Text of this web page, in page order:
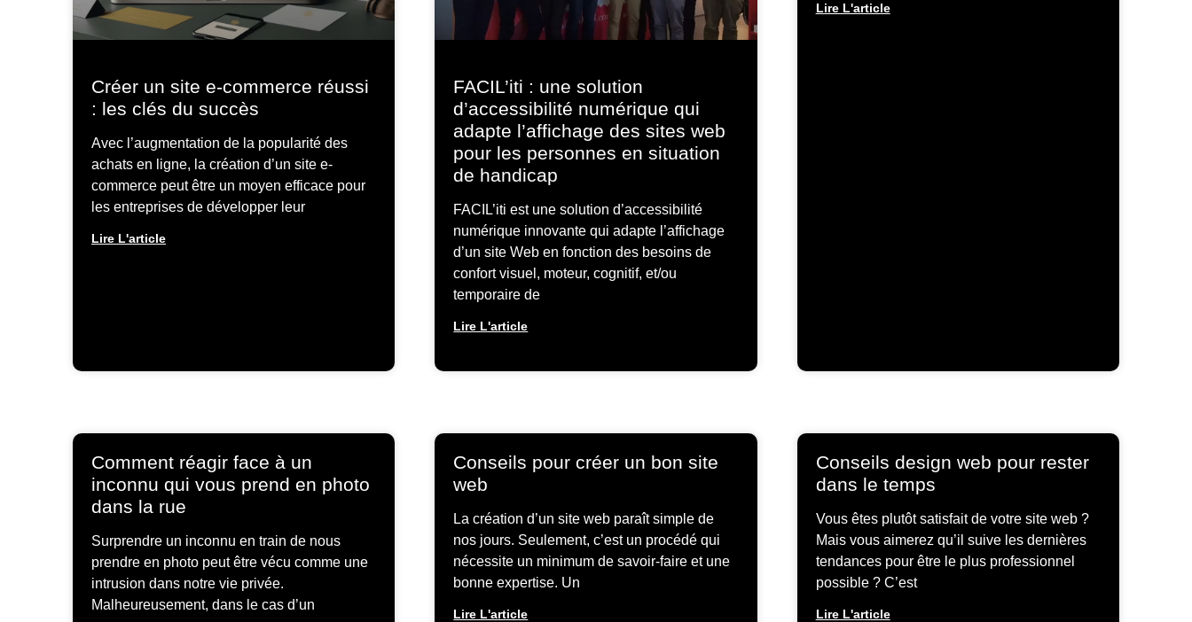
Créer un site e-commerce réussi
: les clés du succès
Avec l’augmentation de la popularité des
achats en ligne, la création d’un site e-
commerce peut être un moyen efficace pour
les entreprises de développer leur
Lire L'article
FACIL’iti : une solution
d’accessibilité numérique qui
adapte l’affichage des sites web
pour les personnes en situation
de handicap
FACIL’iti est une solution d’accessibilité
numérique innovante qui adapte l’affichage
d’un site Web en fonction des besoins de
confort visuel, moteur, cognitif, et/ou
temporaire de
Lire L'article
Lire L'article
Comment réagir face à un
inconnu qui vous prend en photo
dans la rue
Surprendre un inconnu en train de nous
prendre en photo peut être vécu comme une
intrusion dans notre vie privée.
Malheureusement, dans le cas d’un
Conseils pour créer un bon site
web
La création d’un site web paraît simple de
nos jours. Seulement, c’est un procédé qui
nécessite un minimum de savoir-faire et une
bonne expertise. Un
Lire L'article
Conseils design web pour rester
dans le temps
Vous êtes plutôt satisfait de votre site web ?
Mais vous aimerez qu’il suive les dernières
tendances pour être le plus professionnel
possible ? C’est
Lire L'article